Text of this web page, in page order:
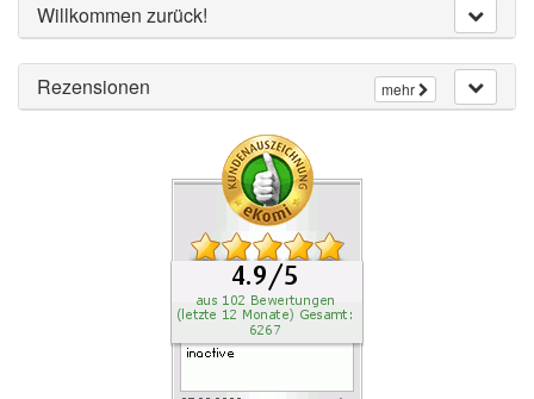
Willkommen zurück!
mehr
Rezensionen